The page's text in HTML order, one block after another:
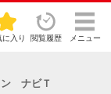
に入り 閲覧履歴 メニュー
ナビＴ